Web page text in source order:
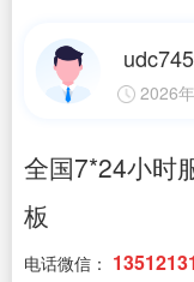
2026
全国7*24小时
板
电话微信：